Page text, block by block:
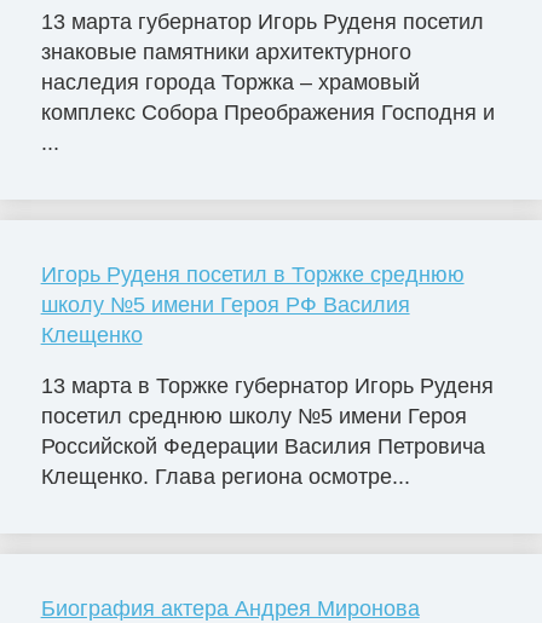
13 марта губернатор Игорь Руденя посетил
знаковые памятники архитектурного
наследия города Торжка – храмовый
комплекс Собора Преображения Господня и
...
Игорь Руденя посетил в Торжке среднюю
школу №5 имени Героя РФ Василия
Клещенко
13 марта в Торжке губернатор Игорь Руденя
посетил среднюю школу №5 имени Героя
Российской Федерации Василия Петровича
Клещенко. Глава региона осмотре...
Биография актера Андрея Миронова